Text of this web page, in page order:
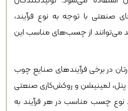
با توجه به نوع فرآیند،
می‌توانند از چسب‌های مناسب این
در برخی فرآیندهای صنایع چوب
پنل، لمینیشن و روکش‌کاری صنعتی
نوع چسب مناسب در هر فرآیند به